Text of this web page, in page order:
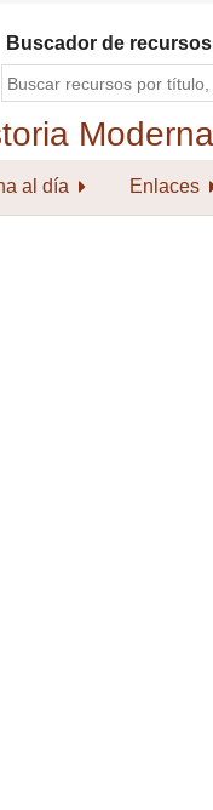
Buscador de recursos
al día Enlaces